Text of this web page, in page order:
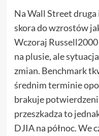
Na Wall Street
skora do wzrostów
Wczoraj
na plusie, ale
zmian. Benchmark
średnim terminie
brakuje
przeszkadza to
DJIA na północ. We